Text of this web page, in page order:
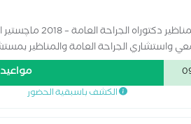
واستشاري الجراحة العامة والمناظير
في جراحات الطوارئ والحوادث والجهاز الهضمي
جراحة أورام الغدة الدرقية والجار درقية
أورام الثدي إصلاح فتق الحجاب الحاجز
الكشف باسبقية الحضور